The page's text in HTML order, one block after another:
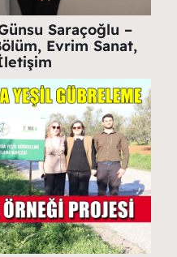
Saraçoğlu –
Evrim Sanat,